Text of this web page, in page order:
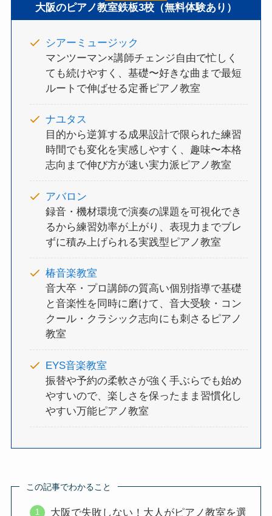
大阪のピアノ教室鉄板3校（無料体験あり）
シアーミュージック
マンツーマン×講師チェンジ自由で忙しく
ても続けやすく、基礎〜好きな曲まで最短
ルートで伸ばせる定番ピアノ教室
ナユタス
目的から逆算する成果設計で限られた練習
時間でも変化を実感しやすく、趣味〜本格
志向まで伸び方が速い実力派ピアノ教室
アバロン
録音・機材環境で演奏の課題を可視化でき
るから練習効率が上がり、表現力までブレ
ずに積み上げられる実践型ピアノ教室
椿音楽教室
音大卒・プロ講師の質高い個別指導で基礎
と音楽性を同時に磨けて、音大受験・コン
クール・クラシック志向にも刺さるピアノ
教室
EYS音楽教室
振替や予約の柔軟さが強く手ぶらでも始め
やすいので、楽しさを保ったまま習慣化し
やすい万能ピアノ教室
この記事でわかること
大阪で失敗しない！大人がピアノ教室を選